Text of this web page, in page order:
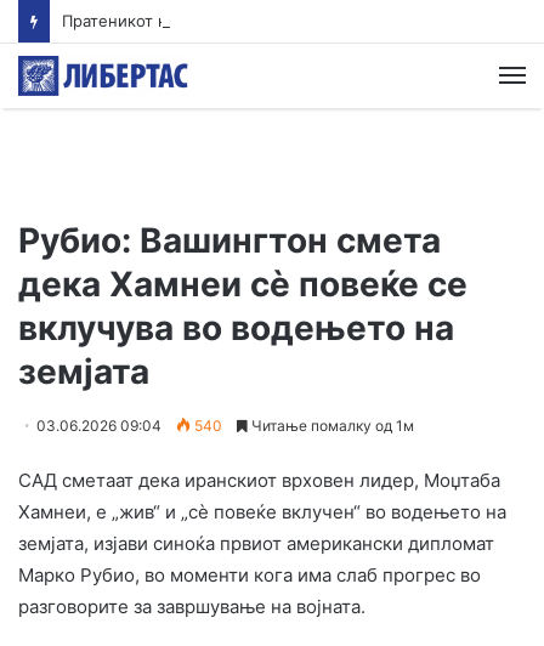
Рубио: Вашингтон смета
дека Хамнеи сè повеќе се
вклучува во водењето на
земјата
03.06.2026 09:04 540 Читање помалку од 1м
САД сметаат дека иранскиот врховен лидер, Моџтаба
Хамнеи, е „жив“ и „сè повеќе вклучен“ во водењето на
земјата, изјави синоќа првиот американски дипломат
Марко Рубио, во моменти кога има слаб прогрес во
разговорите за завршување на војната.